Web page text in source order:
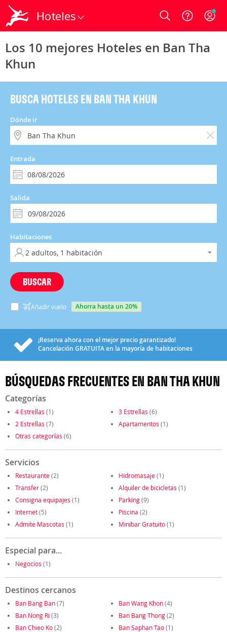
Hoteles Login
Los 10 mejores Hoteles en Ban Tha
Khun
BUSCA HOTELES EN BAN THA KHUN
Dónde ir
Entrada
Salida
Habitaciones
BUSCAR
Añadir vuelo ahorra hasta un 20%
¡Reserva ahora con el mejor precio garantizado!
Cancelación GRATUITAen la mayoría de habitaciones
BÚSQUEDAS FRECUENTES EN BAN THA KHUN
Categorías
4 Estrellas (1) 3 Estrellas (6)
2 Estrellas (7) Apartamentos (1)
Otras categorías (6)
Servicios
Restaurante(2) Hidromasaje(1)
Transfer(2) Alquiler de bicicletas (1)
Consigna equipajes (1) Parking(9)
Internet(5) Piscina (2)
Admite Mascotas (1) Minibar Gratuito(1)
Especial para...
Negocios (1)
Destinos cercanos
Ban Bang Ban(7) Ban Wang Khon(4)
Ban Nong Ri (3) Ban Bang Thong(2)
Ban Chieo Ko(2) Ban Saphan Tao(1)